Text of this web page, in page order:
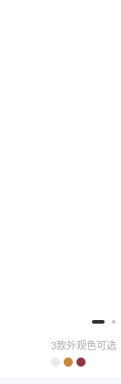
3款外观色可选